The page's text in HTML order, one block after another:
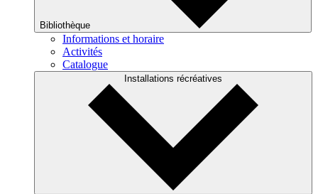
Bibliothèque
Informations et horaire
Activités
Catalogue
Installations récréatives